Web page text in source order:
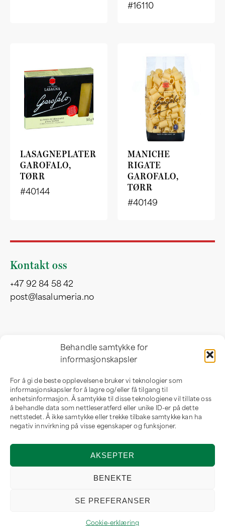
Behandle samtykke for
informasjonskapsler
For å gi de beste opplevelsene bruker vi teknologier som
informasjonskapsler for å lagre og/eller få tilgang til
enhetsinformasjon. Å samtykke til disse teknologiene vil tillate oss
å behandle data som nettleseratferd eller unike ID-er på dette
nettstedet. Å ikke samtykke eller trekke tilbake samtykke kan ha
negativ innvirkning på visse egenskaper og funksjoner.
AKSEPTER
BENEKTE
SE PREFERANSER
Cookie-erklæring
#16110
LASAGNEPLATER
GAROFALO,
TØRR
#40144
MANICHE
RIGATE
GAROFALO,
TØRR
#40149
Kontakt oss
+47 92 84 58 42
post@lasalumeria.no
Professor Birkelandsvei 32 b
1081 Oslo
Norge
Forhandler